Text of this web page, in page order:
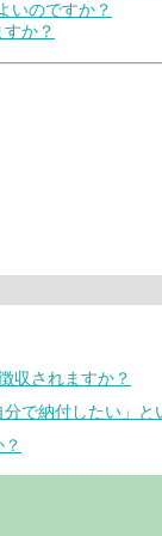
いのですか？
か？
収されますか？
で納付したい」と